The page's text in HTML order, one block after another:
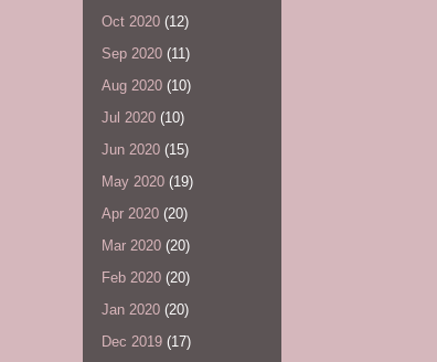
Oct 2020 (12)
Sep 2020 (11)
Aug 2020 (10)
Jul 2020 (10)
Jun 2020 (15)
May 2020 (19)
Apr 2020 (20)
Mar 2020 (20)
Feb 2020 (20)
Jan 2020 (20)
Dec 2019 (17)